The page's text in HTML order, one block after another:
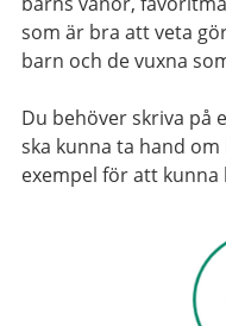
som är bra att veta
barn och de vuxna
Du behöver skriva på
ska kunna ta hand
exempel för att